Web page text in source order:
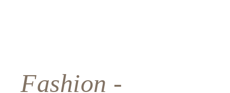
Fashion -